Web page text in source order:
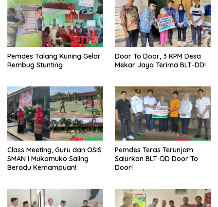
Pemdes Talang Kuning Gelar
Rembug Stunting
Door To Door, 3 KPM Desa
Mekar Jaya Terima BLT-DD!
Class Meeting, Guru dan OSIS
SMAN I Mukomuko Saling
Beradu Kemampuan!
Pemdes Teras Terunjam
Salurkan BLT-DD Door To
Door!